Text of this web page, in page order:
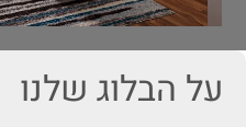
על הבלוג שלנו